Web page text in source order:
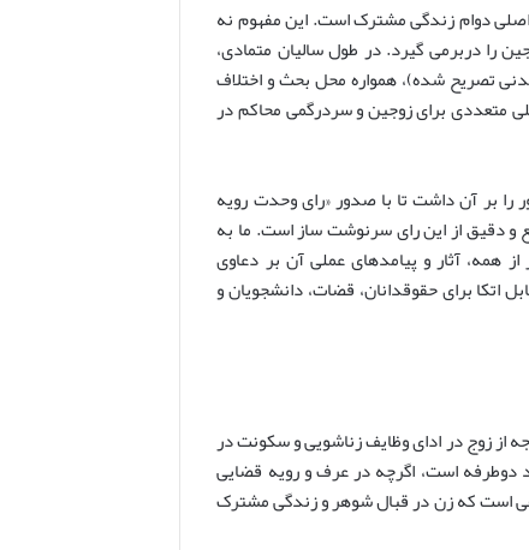
اصلی دوام زندگی مشترک است. این مفهوم نه
را دربرمی گیرد. در طول سالیان متمادی،
ویژه ارتباط آن با حق حبس زوجه (که در ماده ۱۰۸۵ قانون مدنی تصریح شده)، همواره محل بحث و اختلاف
متعددی برای زوجین و سردرگمی محاکم در
بر آن داشت تا با صدور «رای وحدت رویه
و دقیق از این رای سرنوشت ساز است. ما به
همه، آثار و پیامدهای عملی آن بر دعاوی
اتکا برای حقوقدانان، قضات، دانشجویان و
از زوج در ادای وظایف زناشویی و سکونت در
است، اگرچه در عرف و رویه قضایی
است که زن در قبال شوهر و زندگی مشترک